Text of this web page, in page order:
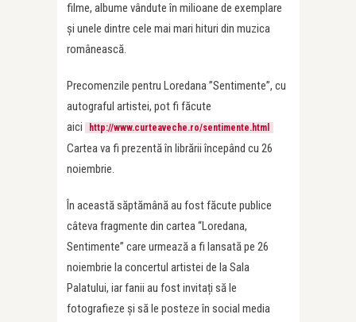
filme, albume vândute în milioane de exemplare
și unele dintre cele mai mari hituri din muzica
românească.
Precomenzile pentru Loredana ”Sentimente”, cu
autograful artistei, pot fi făcute
aici
http://www.curteaveche.ro/sentimente.html
Cartea va fi prezentă în librării începând cu 26
noiembrie.
În această săptămână au fost făcute publice
câteva fragmente din cartea “Loredana,
Sentimente” care urmează a fi lansată pe 26
noiembrie la concertul artistei de la Sala
Palatului, iar fanii au fost invitați să le
fotografieze și să le posteze în social media